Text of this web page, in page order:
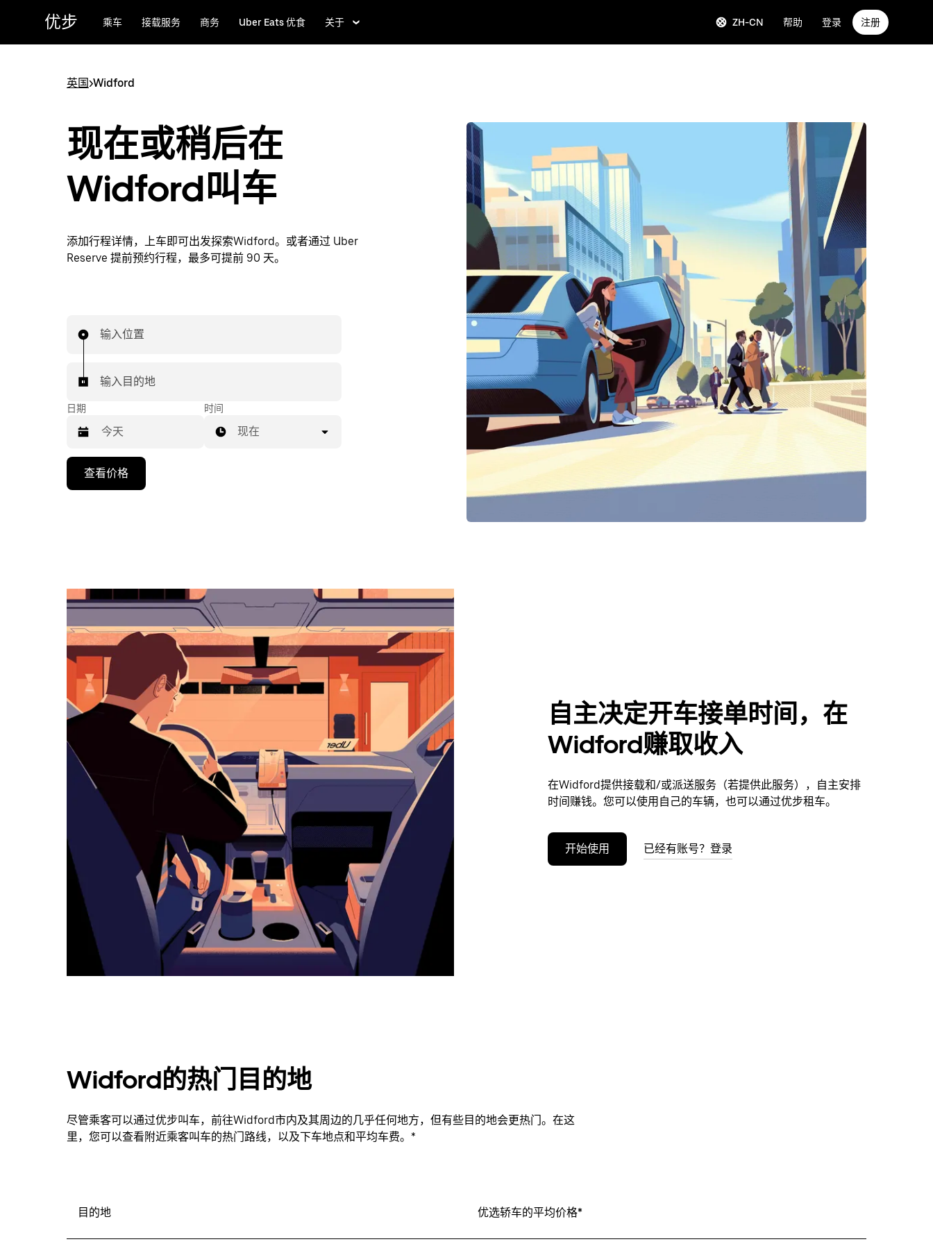
优步 乘车 接载服务 商务 Uber Eats 优食 关于 ZH-CN 帮助 登录 注册
英国>Widford
现在或稍后在
Widford叫车
添加行程详情，上车即可出发探索Widford。或者通过 Uber
Reserve 提前预约行程，最多可提前 90 天。
输入位置
输入目的地
日期
向
览
历
日
期。
退
日
历。
时间
现在
查看价格
自主决定开车接单时间，在
Widford赚取收入
在Widford提供接载和/或派送服务（若提供此服务），自主安排
时间赚钱。您可以使用自己的车辆，也可以通过优步租车。
开始使用 已经有账号？登录
Widford的热门目的地
尽管乘客可以通过优步叫车，前往Widford市内及其周边的几乎任何地方，但有些目的地会更热门。在这
里，您可以查看附近乘客叫车的热门路线，以及下车地点和平均车费。*
目的地 优选轿车的平均价格*